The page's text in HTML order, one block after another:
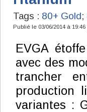
Tags : 80+ Gold;
Publié le 03/06/2014 à 19:46
EVGA
avec des
trancher
production
variantes :